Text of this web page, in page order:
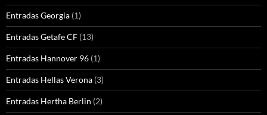
Entradas Georgia (1)
Entradas Getafe CF (13)
Entradas Hannover 96 (1)
Entradas Hellas Verona (3)
Entradas Hertha Berlin (2)